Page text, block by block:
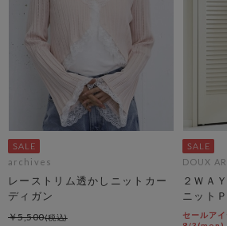
archives
レーストリム透かしニットカー
ディガン
￥5,500
DOUX
２ＷＡ
ニット
セールア